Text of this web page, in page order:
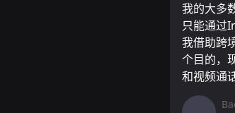
我的大多
只能通过
我借助跨
个目的，
和视频通